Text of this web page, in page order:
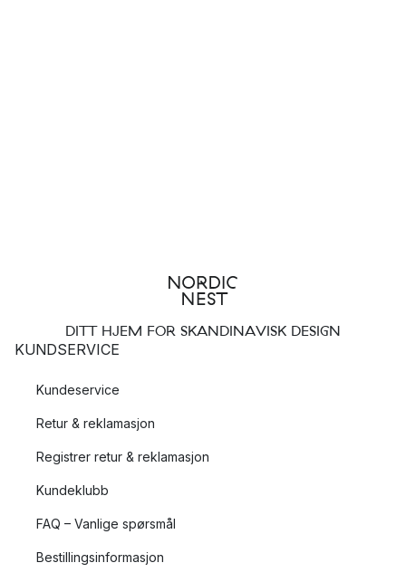
DITT HJEM FOR SKANDINAVISK DESIGN
KUNDSERVICE
Kundeservice
Retur & reklamasjon
Registrer retur & reklamasjon
Kundeklubb
FAQ – Vanlige spørsmål
Bestillingsinformasjon